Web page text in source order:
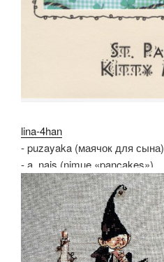
lina-4han
- puzayaka (маячок для сына)
- a_nais (nimue «pancakes»)